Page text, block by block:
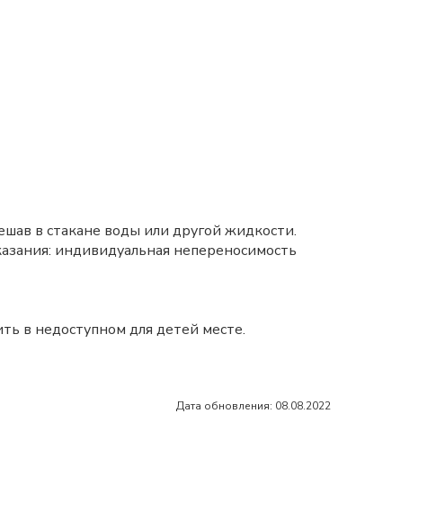
в стакане воды или другой жидкости.
индивидуальная непереносимость
в недоступном для детей месте.
Дата обновления: 08.08.2022